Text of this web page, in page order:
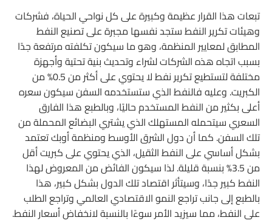
تبعات هذا القرار عظيمة وكبيرة على كل نواحي الحياة، فشركات
وهيئات تكرير النفط ستجد نفسها مجبرة على تصنيع النفط
المطابق لمعايير المنظمة، وهو ما سيكون تكلفته مرتفعة جدًا
بسبب اتجاه هذه الشركات لشراء وتحديث بنية تحتية وأجهزة
مختلفة لتستطيع تكرير نفط لا يحتوي على أكثر من 0.5% من
الكبريت. وعليه فالنفط الذي ستستخدمه السفن سيكون سعره
أعلى بكثير من النفط المستخدم حاليًا، وبالطبع هذا الفارق
السعري سيتحمله المستهلك الذي يشتري البضائع المحملة من
تلك السفن. كما أن دول الشرق الأوسط ومنظمة أوبك تعتمد
بشكل أساسي على النفط الثقيل، الذي يحتوي على كبريت أقل
من 3.5% بنسبة قليلة. لذا سيكون الفائض من المعروض لهذا
النفط كبير جدًا، وسيتأثر اقتصاد تلك الدول بشكل كبير، هذا
بالطبع إلى جانب تراجع النمو الاقتصادي العالمي وتراجع الطلب
على النفط، مما سيزيد الأمر سوءًا بالنسبة لانخفاض أسعار النفط.